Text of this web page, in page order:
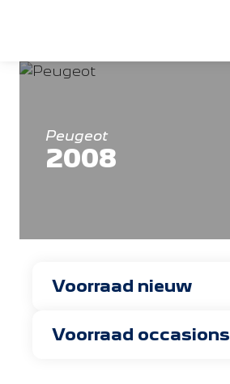
Peugeot
2008
Voorraad nieuw
Voorraad occasions